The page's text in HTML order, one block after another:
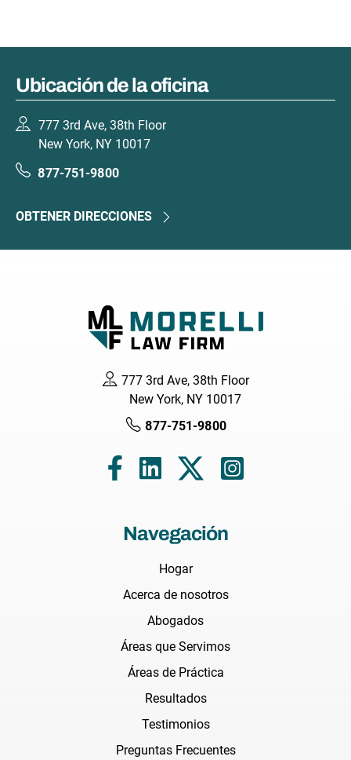
Ubicación de la oficina
777 3rd Ave, 38th Floor
New York, NY 10017
877-751-9800
OBTENER DIRECCIONES
777 3rd Ave, 38th Floor
New York, NY 10017
877-751-9800
Navegación
Hogar
Acerca de nosotros
Abogados
Áreas que Servimos
Áreas de Práctica
Resultados
Testimonios
Preguntas Frecuentes